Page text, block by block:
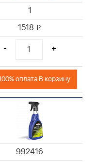
1
1518 i
- +
оплата В корзину
992416